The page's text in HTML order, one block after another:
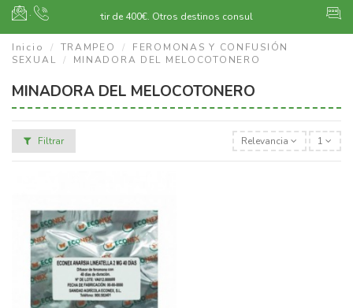
·
Envío gratuito a partir de 400€. Otros destinos consultar
Inicio TRAMPEO
FEROMONAS Y CONFUSIÓN
SEXUAL
MINADORA DEL MELOCOTONERO
MINADORA DEL MELOCOTONERO
Filtrar Relevancia 1